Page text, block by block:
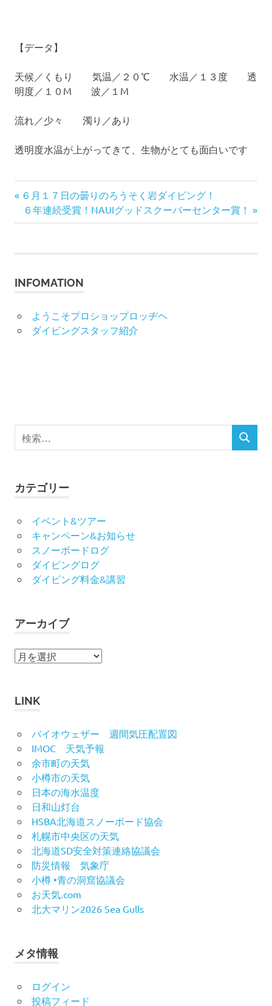
【データ】
天候／くもり 気温／２０℃ 水温／１３度 透
明度／１０M 波／１M
流れ／少々 濁り／あり
透明度水温が上がってきて、生物がとても面白いです
投
稿
ビ
ー
前
の
記
６月１７日の曇りのろうそく岩ダイビング！
次
の
６年連続受賞！NAUIグッドスクーバーセンター賞！
INFOMATION
ようこそプロショップロッヂヘ
ダイビングスタッフ紹介
検
索
検
カテゴリー
イベント&ツアー
キャンペーン&お知らせ
スノーボードログ
ダイビングログ
ダイビング料金&講習
アーカイブ
ア
イ
LINK
バイオウェザー 週間気圧配置図
IMOC 天気予報
余市町の天気
小樽市の天気
日本の海水温度
日和山灯台
HSBA北海道スノーボード協会
札幌市中央区の天気
北海道SD安全対策連絡協議会
防災情報 気象庁
小樽 •青の洞窟協議会
お天気.com
北大マリン2026 Sea Gulls
メタ情報
ログイン
投稿フィード